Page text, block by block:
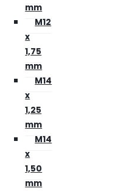
mm
M12
x
1,75
mm
M14
x
1,25
mm
M14
x
1,50
mm